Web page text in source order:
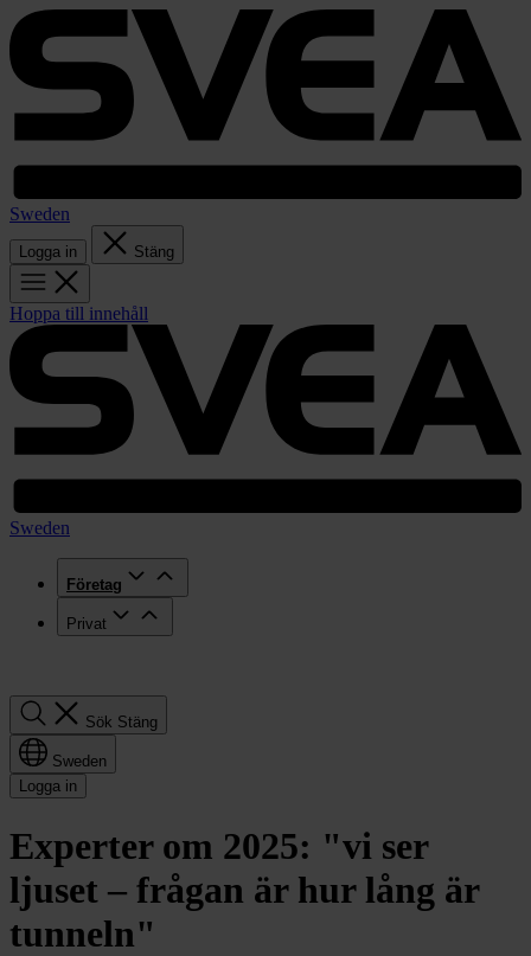
Sweden
Logga in Stäng
Hoppa till innehåll
Sweden
Företag
Privat
Sök Stäng
Sweden
Logga in
Experter om 2025: "vi ser
ljuset – frågan är hur lång är
tunneln"